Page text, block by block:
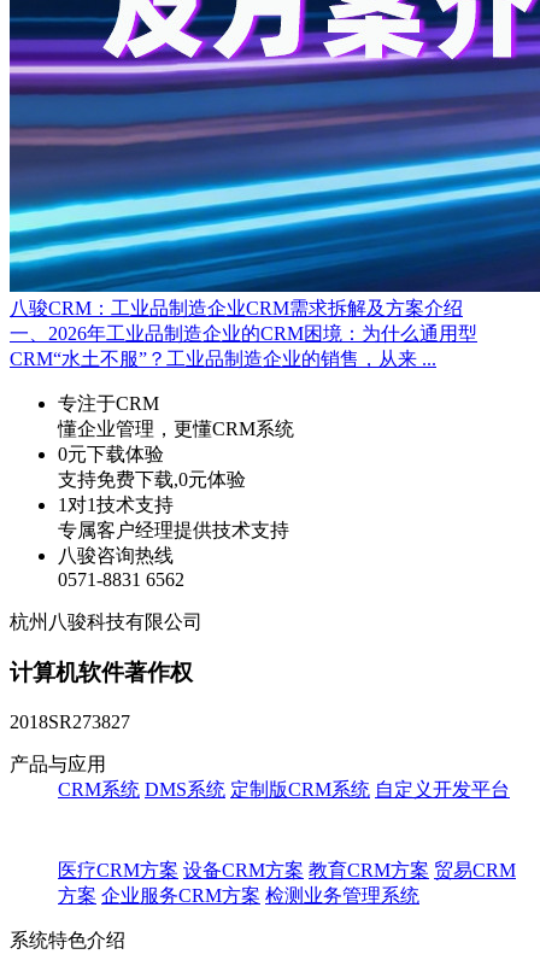
八骏CRM：工业品制造企业CRM需求拆解及方案介绍
一、2026年工业品制造企业的CRM困境：为什么通用型
CRM“水土不服”？工业品制造企业的销售，从来 ...
专注于CRM
懂企业管理，更懂CRM系统
0元下载体验
支持免费下载,0元体验
1对1技术支持
专属客户经理提供技术支持
八骏咨询热线
0571-8831 6562
杭州八骏科技有限公司
计算机软件著作权
2018SR273827
产品与应用
CRM系统 DMS系统 定制版CRM系统 自定义开发平台
医疗CRM方案 设备CRM方案 教育CRM方案 贸易CRM
方案 企业服务CRM方案 检测业务管理系统
系统特色介绍